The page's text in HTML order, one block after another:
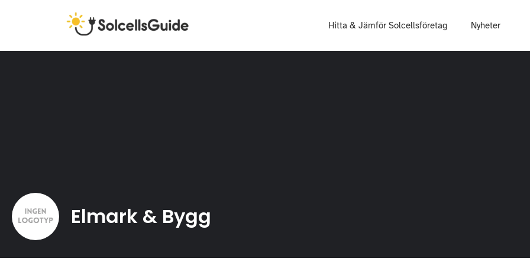
Hitta & Jämför Solcellsföretag Nyheter
Elmark & Bygg